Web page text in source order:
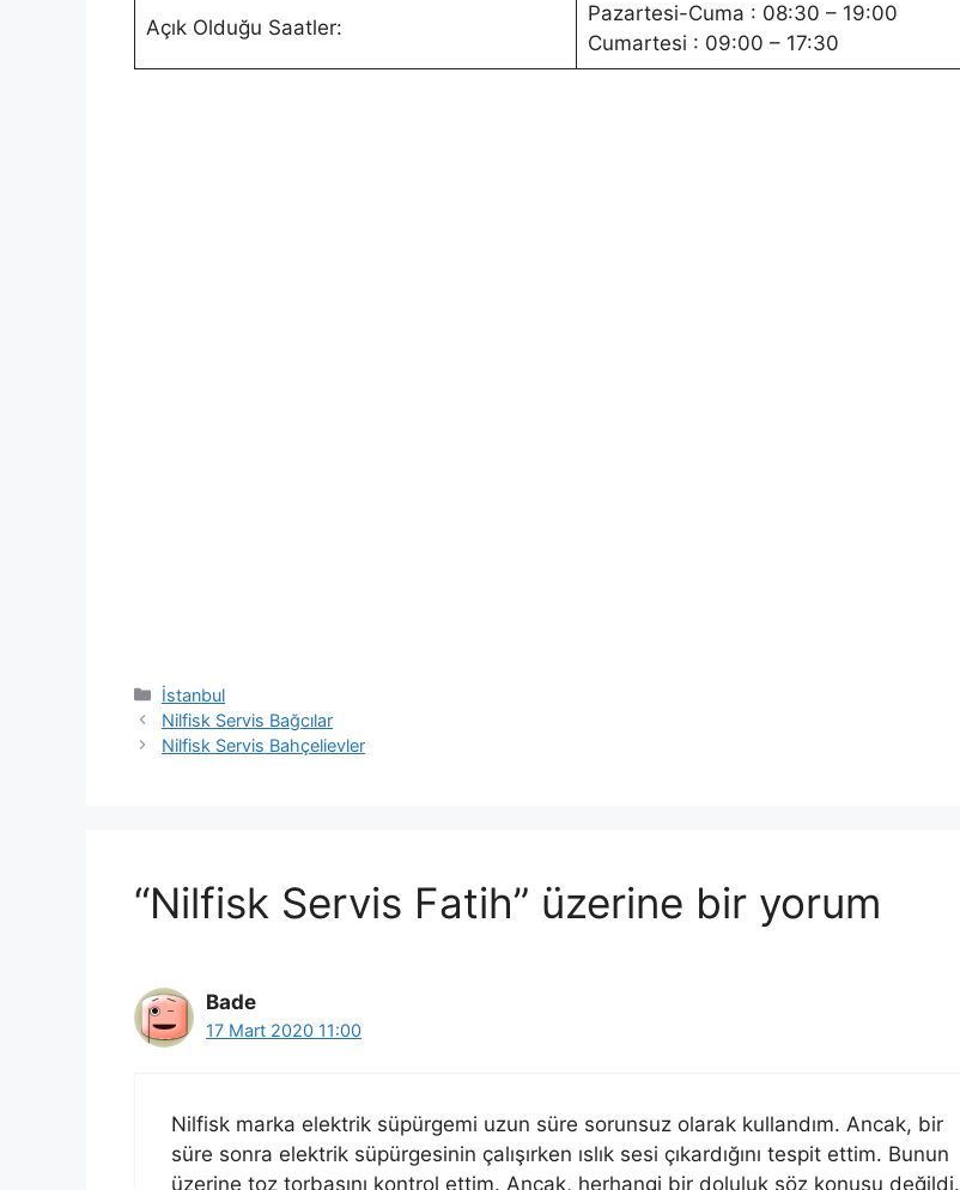
Açık Olduğu Saatler:
Pazartesi-Cuma : 08:30 – 19:00
Cumartesi : 09:00 – 17:30
Kategoriler
İstanbul
Nilfisk Servis Bağcılar
Nilfisk Servis Bahçelievler
“Nilfisk Servis Fatih” üzerine bir yorum
Bade
17 Mart 2020 11:00
Nilfisk marka elektrik süpürgemi uzun süre sorunsuz olarak kullandım. Ancak, bir
süre sonra elektrik süpürgesinin çalışırken ıslık sesi çıkardığını tespit ettim. Bunun
üzerine toz torbasını kontrol ettim. Ancak, herhangi bir doluluk söz konusu değildi.